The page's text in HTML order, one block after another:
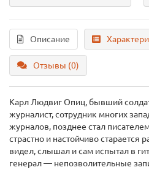
Описание
Отзывы (0)
Карл Людвиг Опиц, бывший
журналист, сотрудник многих
журналов, позднее стал
страстно и настойчиво старается
видел, слышал и сам испытал в
генерал — непозволительные